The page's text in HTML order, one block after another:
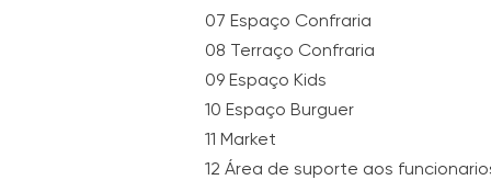
07 Espaço Confraria
08 Terraço Confraria
09 Espaço Kids
10 Espaço Burguer
11 Market
12 Área de suporte aos